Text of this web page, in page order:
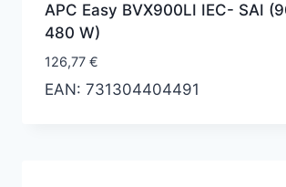
APC Easy BVX900LI IEC- SAI
480 W)
126,77 €
EAN: 731304404491